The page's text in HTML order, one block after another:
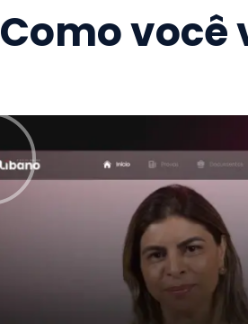
Como você